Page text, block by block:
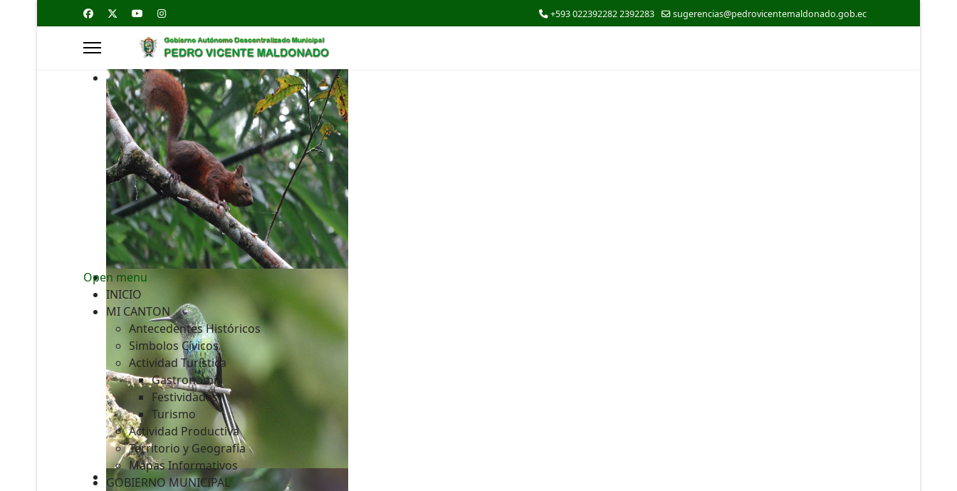
+593 022392282 2392283 sugerencias@pedrovicentemaldonado.gob.ec
Open menu
INICIO
MI CANTON
Antecedentes Históricos
Simbolos Cívicos
Actividad Turística
Gastronomía
Festividades
Turismo
Actividad Productiva
Territorio y Geografía
Mapas Informativos
GOBIERNO MUNICIPAL